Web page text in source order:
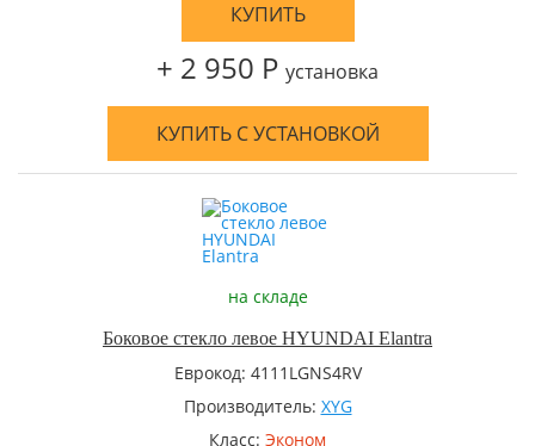
КУПИТЬ
+ 2 950 Р установка
КУПИТЬ С УСТАНОВКОЙ
на складе
Боковое стекло левое HYUNDAI Elantra
Еврокод: 4111LGNS4RV
Производитель: XYG
Класс: Эконом